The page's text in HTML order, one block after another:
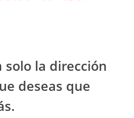
la dirección
deseas que